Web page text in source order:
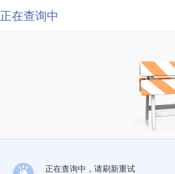
正在查询中
正在查询中，请刷新重试